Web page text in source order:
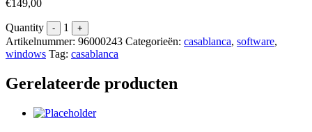
€149,00
Quantity - 1 +
Artikelnummer: 96000243 Categorieën: casablanca, software,
windows Tag: casablanca
Gerelateerde producten